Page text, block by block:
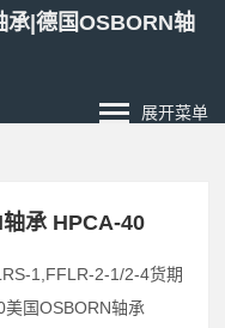
承|德国OSBORN轴
展开菜单
承 HPCA-40
1,FFLR-2-1/2-4货期
国OSBORN轴承